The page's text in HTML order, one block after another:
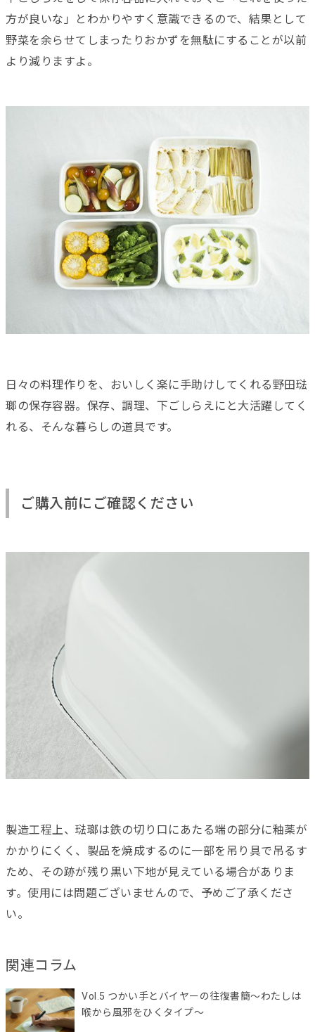
方が良いな」とわかりやすく意識できるので、結果として
野菜を余らせてしまったりおかずを無駄にすることが以前
より減りますよ。
日々の料理作りを、おいしく楽に手助けしてくれる野田琺
瑯の保存容器。保存、調理、下ごしらえにと大活躍してく
れる、そんな暮らしの道具です。
ご購入前にご確認ください
製造工程上、琺瑯は鉄の切り口にあたる端の部分に釉薬が
かかりにくく、製品を焼成するのに一部を吊り具で吊るす
ため、その跡が残り黒い下地が見えている場合がありま
す。使用には問題ございませんので、予めご了承くださ
い。
関連コラム
Vol.5 つかい手とバイヤーの往復書簡～わたしは
喉から風邪をひくタイプ～